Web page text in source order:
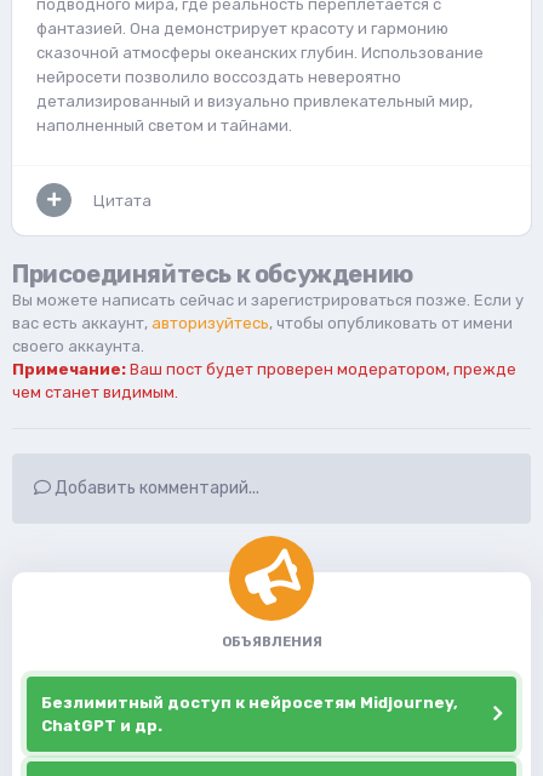
подводного мира, где реальность переплетается с
фантазией. Она демонстрирует красоту и гармонию
сказочной атмосферы океанских глубин. Использование
нейросети позволило воссоздать невероятно
детализированный и визуально привлекательный мир,
наполненный светом и тайнами.
Цитата
Присоединяйтесь к обсуждению
Вы можете написать сейчас и зарегистрироваться позже. Если у
вас есть аккаунт, авторизуйтесь, чтобы опубликовать от имени
своего аккаунта.
Примечание: Ваш пост будет проверен модератором, прежде
чем станет видимым.
Добавить комментарий...
ОБЪЯВЛЕНИЯ
Безлимитный доступ к нейросетям Midjourney,
ChatGPT и др.